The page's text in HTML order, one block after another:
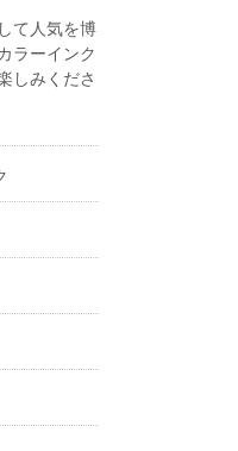
て人気を博
ラーインク
しみくださ